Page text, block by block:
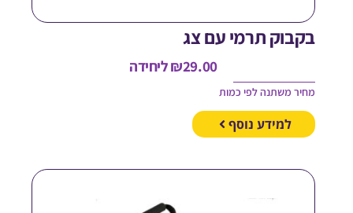
תרמי עם צג
₪ליחידה
משתנה לפי כמות
למידע נוסף